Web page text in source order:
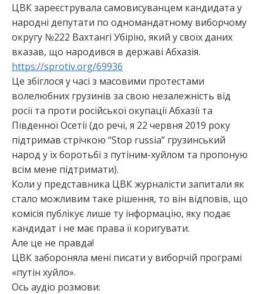
ЦВК зареєструвала самовисуванцем кандидата у
народні депутати по одномандатному виборчому
округу №222 Вахтангі Убірію, який у своїх даних
вказав, що народився в державі Абхазія.
https://sprotiv.org/69936
Це збіглося у часі з масовими протестами
волелюбних грузинів за свою незалежність від
росії та проти російської окупації Абхазії та
Південної Осетії (до речі, я 22 червня 2019 року
підтримав стрічкою “Stop russia” грузинський
народ у їх боротьбі з путіним-хуйлом та пропоную
всім мене підтримати).
Коли у представника ЦВК журналісти запитали як
стало можливим таке рішення, то він відповів, що
комісія публікує лише ту інформацію, яку подає
кандидат і не має права її коригувати.
Але це не правда!
ЦВК забороняла мені писати у виборчій програмі
«путін хуйло».
Ось аудіо розмови: